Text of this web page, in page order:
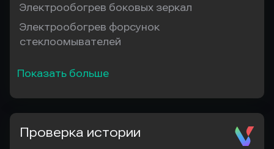
Электрообогрев боковых зеркал
Электрообогрев форсунок
стеклоомывателей
Показать больше
Проверка истории